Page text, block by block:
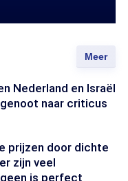
Meer
Nederland en Israël
naar criticus
prijzen door dichte
zijn veel
is perfect